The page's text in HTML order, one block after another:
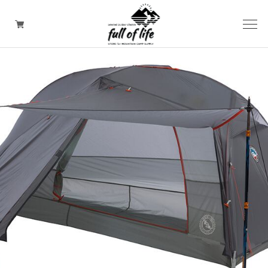
CAMPING GOODS
CLOTHING/ Outdoor WEAR